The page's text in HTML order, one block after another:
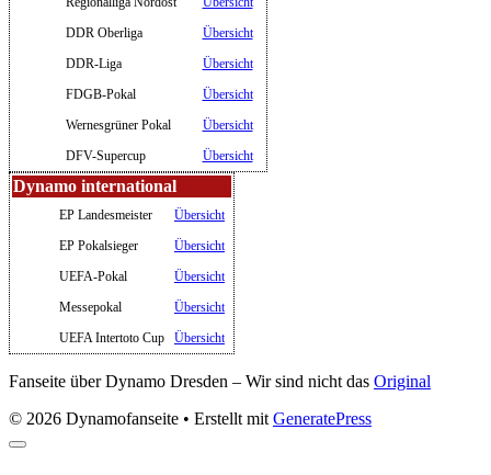
DDR Oberliga
Übersicht
DDR-Liga
Übersicht
FDGB-Pokal
Übersicht
Wernesgrüner Pokal
Übersicht
DFV-Supercup
Übersicht
Dynamo international
EP Landesmeister
Übersicht
EP Pokalsieger
Übersicht
UEFA-Pokal
Übersicht
Messepokal
Übersicht
UEFA Intertoto Cup
Übersicht
Fanseite über Dynamo Dresden – Wir sind nicht das Original
© 2026 Dynamofanseite • Erstellt mit GeneratePress